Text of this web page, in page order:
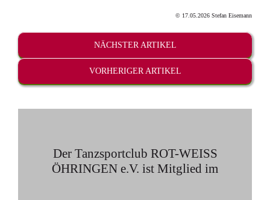
© 17.05.2026 Stefan Eisemann
NÄCHSTER ARTIKEL
VORHERIGER ARTIKEL
Der Tanzsportclub ROT-WEISS
ÖHRINGEN e.V. ist Mitglied im